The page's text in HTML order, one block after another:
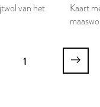
van het
Kaart
1